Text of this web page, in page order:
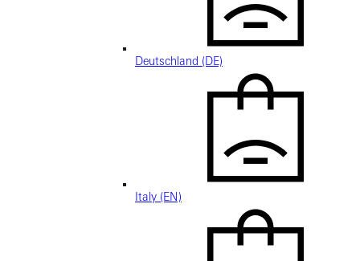
Deutschland (DE)
Italy (EN)